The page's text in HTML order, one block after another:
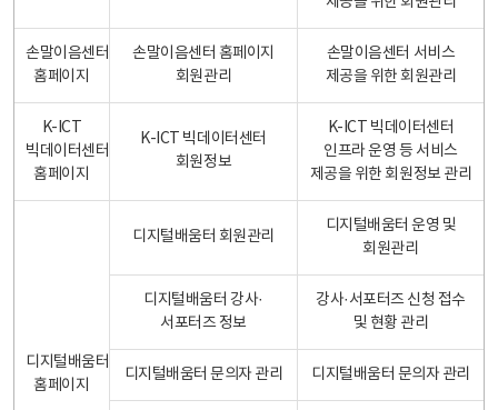
손말이음센터
홈페이지
손말이음센터 홈페이지
회원관리
손말이음센터 서비스
제공을 위한 회원관리
K-ICT
빅데이터센터
홈페이지
K-ICT 빅데이터센터
회원정보
K-ICT 빅데이터센터
인프라 운영 등 서비스
제공을 위한 회원정보 관리
디지털배움터
홈페이지
디지털배움터 회원관리
디지털배움터 운영 및
회원관리
디지털배움터 강사·
서포터즈 정보
강사·서포터즈 신청 접수
및 현황 관리
디지털배움터 문의자 관리 디지털배움터 문의자 관리